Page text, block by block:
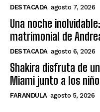
DESTACADA agosto 7, 2026
Una noche
matrimonial de
DESTACADA agosto 6, 2026
Shakira disfruta de
Miami junto a los
FARANDULA agosto 5, 2026